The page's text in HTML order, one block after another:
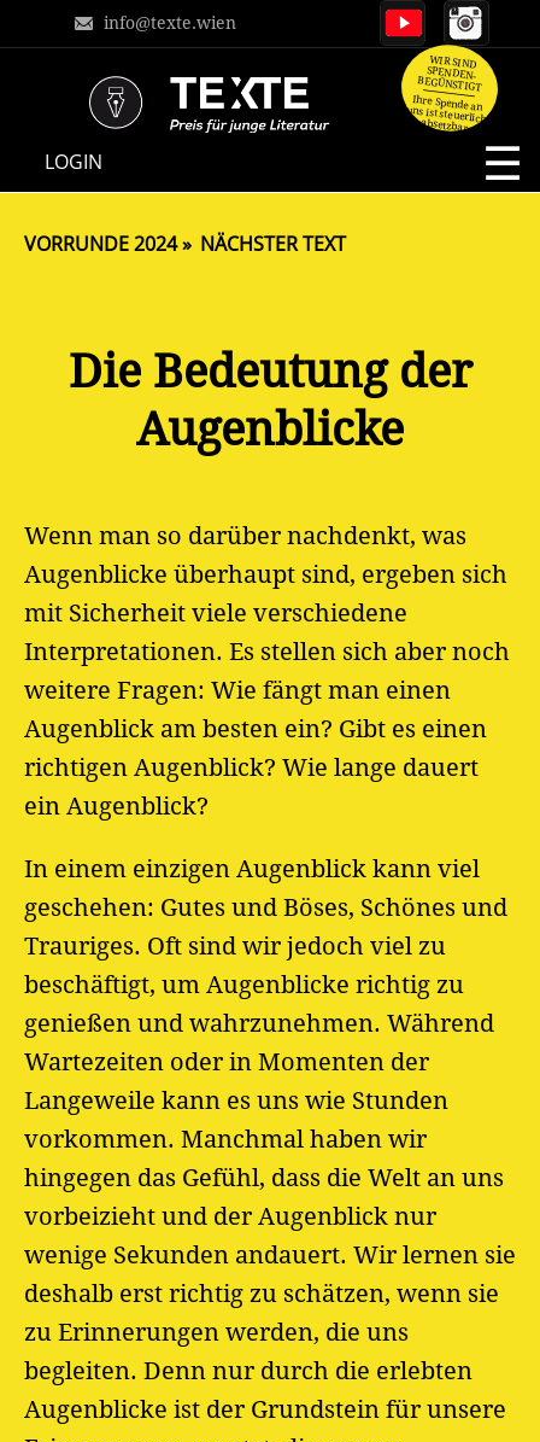
info@texte.wien
LOGIN
WIR SIND
SPENDEN-
BEGÜNSTIGT
Ihre Spende an
uns ist steuerlich
absetzbar.
Die Bedeutung der
Augenblicke
Wenn man so darüber nachdenkt, was
Augenblicke überhaupt sind, ergeben sich
mit Sicherheit viele verschiedene
Interpretationen. Es stellen sich aber noch
weitere Fragen: Wie fängt man einen
Augenblick am besten ein? Gibt es einen
richtigen Augenblick? Wie lange dauert
ein Augenblick?
In einem einzigen Augenblick kann viel
geschehen: Gutes und Böses, Schönes und
Trauriges. Oft sind wir jedoch viel zu
beschäftigt, um Augenblicke richtig zu
genießen und wahrzunehmen. Während
Wartezeiten oder in Momenten der
Langeweile kann es uns wie Stunden
vorkommen. Manchmal haben wir
hingegen das Gefühl, dass die Welt an uns
vorbeizieht und der Augenblick nur
wenige Sekunden andauert. Wir lernen sie
deshalb erst richtig zu schätzen, wenn sie
zu Erinnerungen werden, die uns
begleiten. Denn nur durch die erlebten
Augenblicke ist der Grundstein für unsere
VORRUNDE 2024 NÄCHSTER TEXT